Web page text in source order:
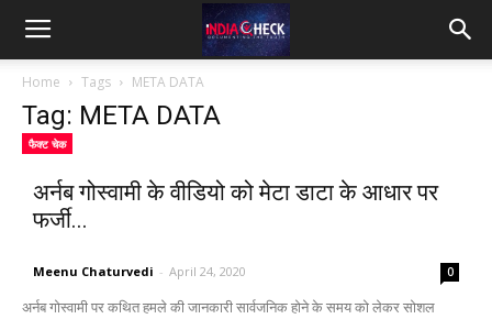
IndiaCheck
Home Tags META DATA
Tag: META DATA
फैक्ट चेक
अर्नब गोस्वामी के वीडियो को मेटा डाटा के आधार पर
फर्जी...
Meenu Chaturvedi - April 24, 2020 0
अर्नब गोस्वामी पर कथित हमले की जानकारी सार्वजनिक होने के समय को लेकर सोशल